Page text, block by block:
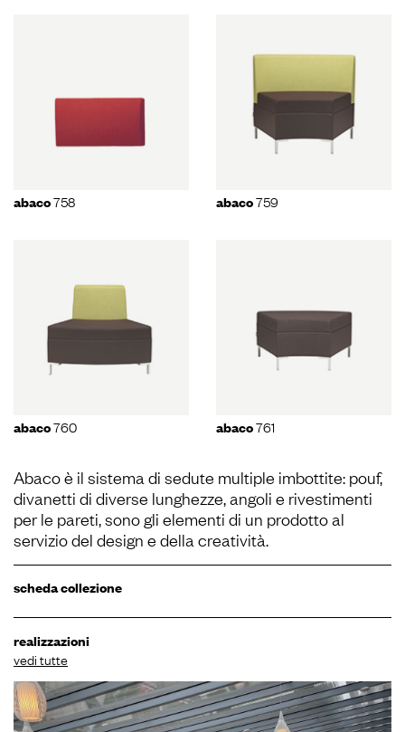
abaco758 abaco759
abaco760 abaco761
Abaco è il sistema di sedute multiple imbottite: pouf,
divanetti di diverse lunghezze, angoli e rivestimenti
per le pareti, sono gli elementi di un prodotto al
servizio del design e della creatività.
scheda collezione
realizzazioni
vedi tutte